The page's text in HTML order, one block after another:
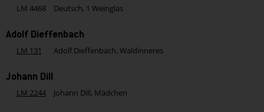
LM 4468 Deutsch, 1 Weinglas
Adolf Dieffenbach
LM 131 Adolf Dieffenbach, Waldinneres
Johann Dill
LM 2244 Johann Dill, Mädchen